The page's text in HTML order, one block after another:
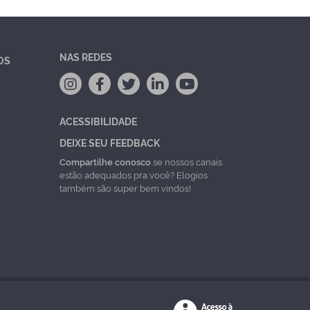
NAS REDES
ACESSIBILIDADE
DEIXE SEU FEEDBACK
Compartilhe conoscose nossos canais
estão adequados pra você? Elogios
também são super bem vindos!